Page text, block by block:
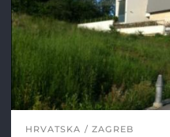
HRVATSKA ZAGREB